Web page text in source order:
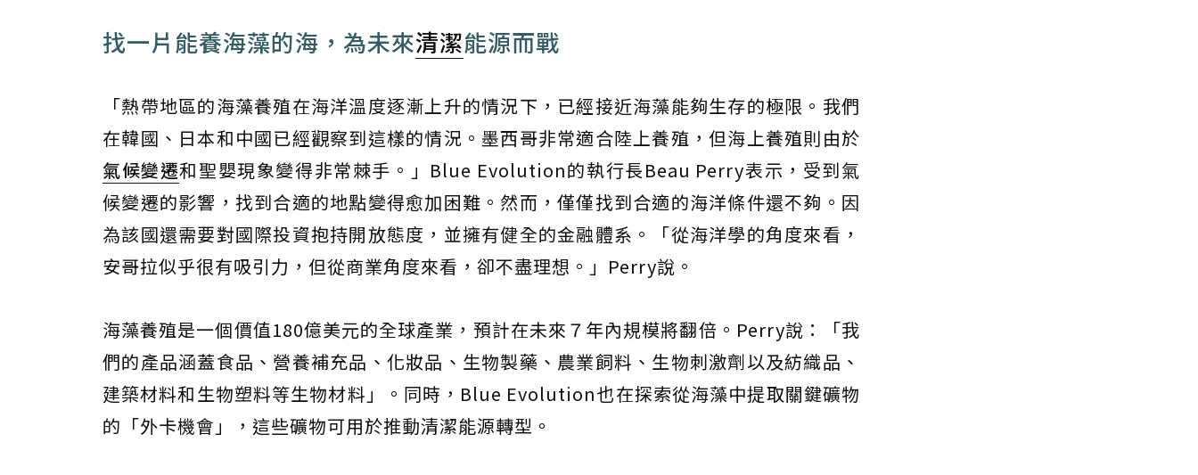
找一片能養海藻的海，為未來清潔能源而戰
「熱帶地區的海藻養殖在海洋溫度逐漸上升的情況下，已經接近海藻能夠生存的極限。我們
在韓國、日本和中國已經觀察到這樣的情況。墨西哥非常適合陸上養殖，但海上養殖則由於
氣候變遷和聖嬰現象變得非常棘手。」Blue Evolution的執行長Beau Perry表示，受到氣
候變遷的影響，找到合適的地點變得愈加困難。然而，僅僅找到合適的海洋條件還不夠。因
為該國還需要對國際投資抱持開放態度，並擁有健全的金融體系。「從海洋學的角度來看，
安哥拉似乎很有吸引力，但從商業角度來看，卻不盡理想。」Perry說。
海藻養殖是一個價值180億美元的全球產業，預計在未來７年內規模將翻倍。Perry說：「我
們的產品涵蓋食品、營養補充品、化妝品、生物製藥、農業飼料、生物刺激劑以及紡織品、
建築材料和生物塑料等生物材料」。同時，Blue Evolution也在探索從海藻中提取關鍵礦物
的「外卡機會」，這些礦物可用於推動清潔能源轉型。